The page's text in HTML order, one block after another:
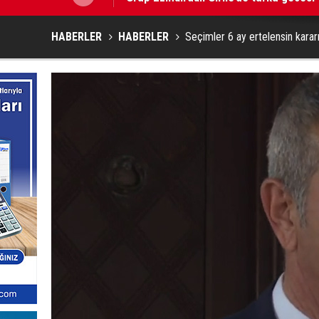
HABERLER HABERLER Seçimler 6 ay ertelensin kararı